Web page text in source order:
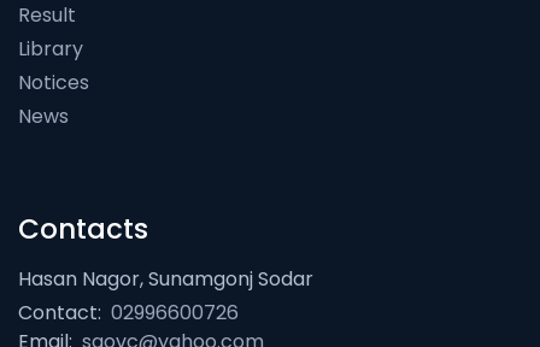
Result
Library
Notices
News
Contacts
Hasan Nagor, Sunamgonj Sodar
Contact: 02996600726